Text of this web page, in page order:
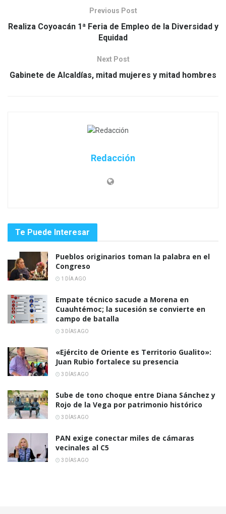
Previous Post
Realiza Coyoacán 1ª Feria de Empleo de la Diversidad y
Equidad
Next Post
Gabinete de Alcaldías, mitad mujeres y mitad hombres
Redacción
Te Puede Interesar
Pueblos originarios toman la palabra en el
Congreso
1 DÍA AGO
Empate técnico sacude a Morena en
Cuauhtémoc; la sucesión se convierte en
campo de batalla
3 DÍAS AGO
«Ejército de Oriente es Territorio Gualito»:
Juan Rubio fortalece su presencia
3 DÍAS AGO
Sube de tono choque entre Diana Sánchez y
Rojo de la Vega por patrimonio histórico
3 DÍAS AGO
PAN exige conectar miles de cámaras
vecinales al C5
3 DÍAS AGO